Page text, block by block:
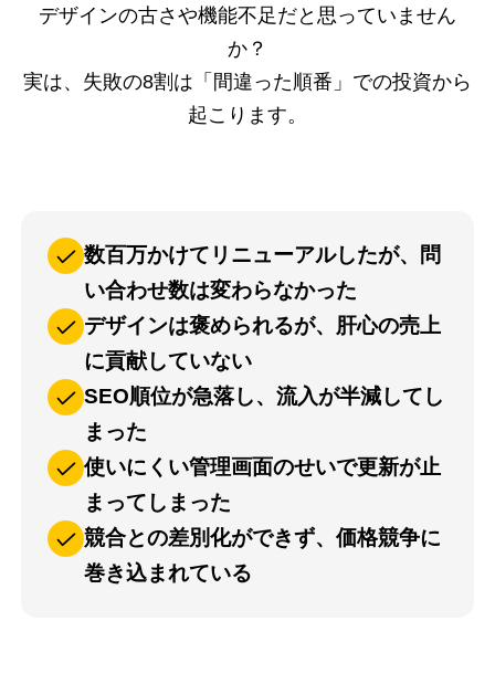
デザインの古さや機能不足だと思っていません
か？
実は、失敗の8割は「間違った順番」での投資から
起こります。
数百万かけてリニューアルしたが、問
い合わせ数は変わらなかった
デザインは褒められるが、肝心の売上
に貢献していない
SEO順位が急落し、流入が半減してし
まった
使いにくい管理画面のせいで更新が止
まってしまった
競合との差別化ができず、価格競争に
巻き込まれている